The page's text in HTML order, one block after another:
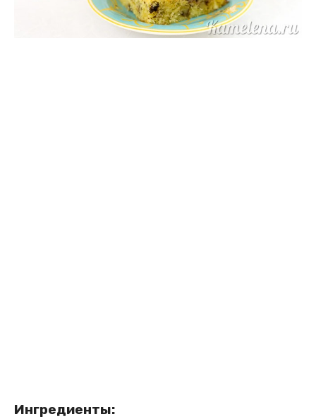
Ингредиенты: